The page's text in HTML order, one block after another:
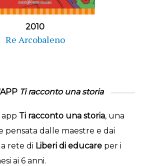
2010
Re Arcobaleno
Ti racconto una storia
app Ti racconto una storia, una
pensata dalle maestre e dai
rete di Liberi di educare per i
ai 6 anni.